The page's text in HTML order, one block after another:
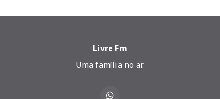
Livre Fm
Uma família no ar.